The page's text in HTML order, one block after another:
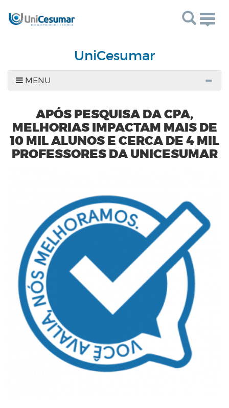
UniCesumar
MENU
APÓS PESQUISA DA CPA,
MELHORIAS IMPACTAM MAIS DE
10 MIL ALUNOS E CERCA DE 4 MIL
PROFESSORES DA UNICESUMAR